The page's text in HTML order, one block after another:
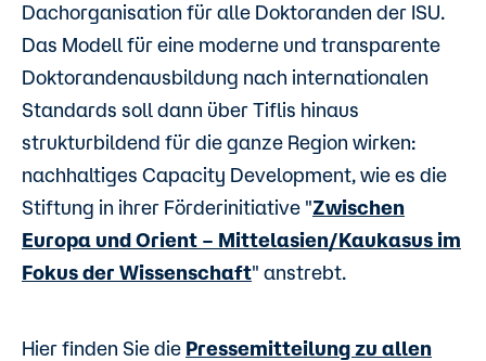
Dachorganisation für alle Doktoranden der ISU.
Das Modell für eine moderne und transparente
Doktorandenausbildung nach internationalen
Standards soll dann über Tiflis hinaus
strukturbildend für die ganze Region wirken:
nachhaltiges Capacity Development, wie es die
Stiftung in ihrer Förderinitiative "Zwischen
Europa und Orient – Mittelasien/Kaukasus im
Fokus der Wissenschaft" anstrebt.
Hier finden Sie die Pressemitteilung zu allen